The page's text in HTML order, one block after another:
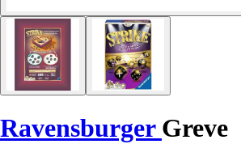
Ravensburger Greve